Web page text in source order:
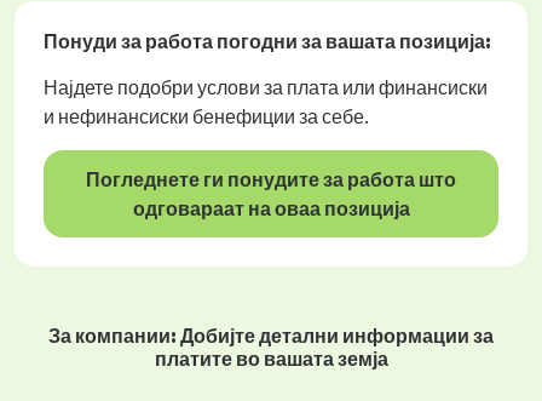
Понуди за работа погодни за вашата позиција:
Најдете подобри услови за плата или финансиски
и нефинансиски бенефиции за себе.
Погледнете ги понудите за работа што
одговараат на оваа позиција
За компании: Добијте детални информации за
платите во вашата земја